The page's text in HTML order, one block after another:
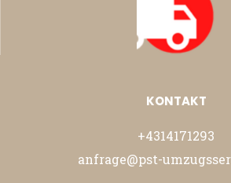
KONTAKT
+4314171293
anfrage@pst-